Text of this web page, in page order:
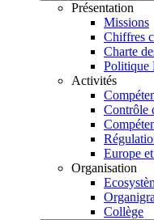
Présentation
Missions
Chiffres
Charte
Politique
Activités
Contrôle
Europe
Organisation
Collège